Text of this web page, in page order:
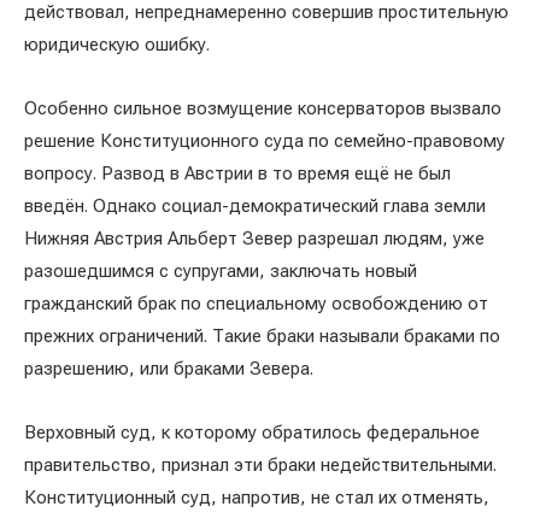
действовал, непреднамеренно совершив простительную
юридическую ошибку.
Особенно сильное возмущение консерваторов вызвало
решение Конституционного суда по семейно-правовому
вопросу. Развод в Австрии в то время ещё не был
введён. Однако социал-демократический глава земли
Нижняя Австрия Альберт Зевер разрешал людям, уже
разошедшимся с супругами, заключать новый
гражданский брак по специальному освобождению от
прежних ограничений. Такие браки называли браками по
разрешению, или браками Зевера.
Верховный суд, к которому обратилось федеральное
правительство, признал эти браки недействительными.
Конституционный суд, напротив, не стал их отменять,